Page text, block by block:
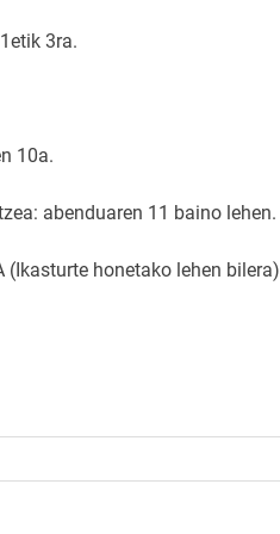
3ra.
10a.
abenduaren 11 baino lehen.
(Ikasturte honetako lehen bilera)